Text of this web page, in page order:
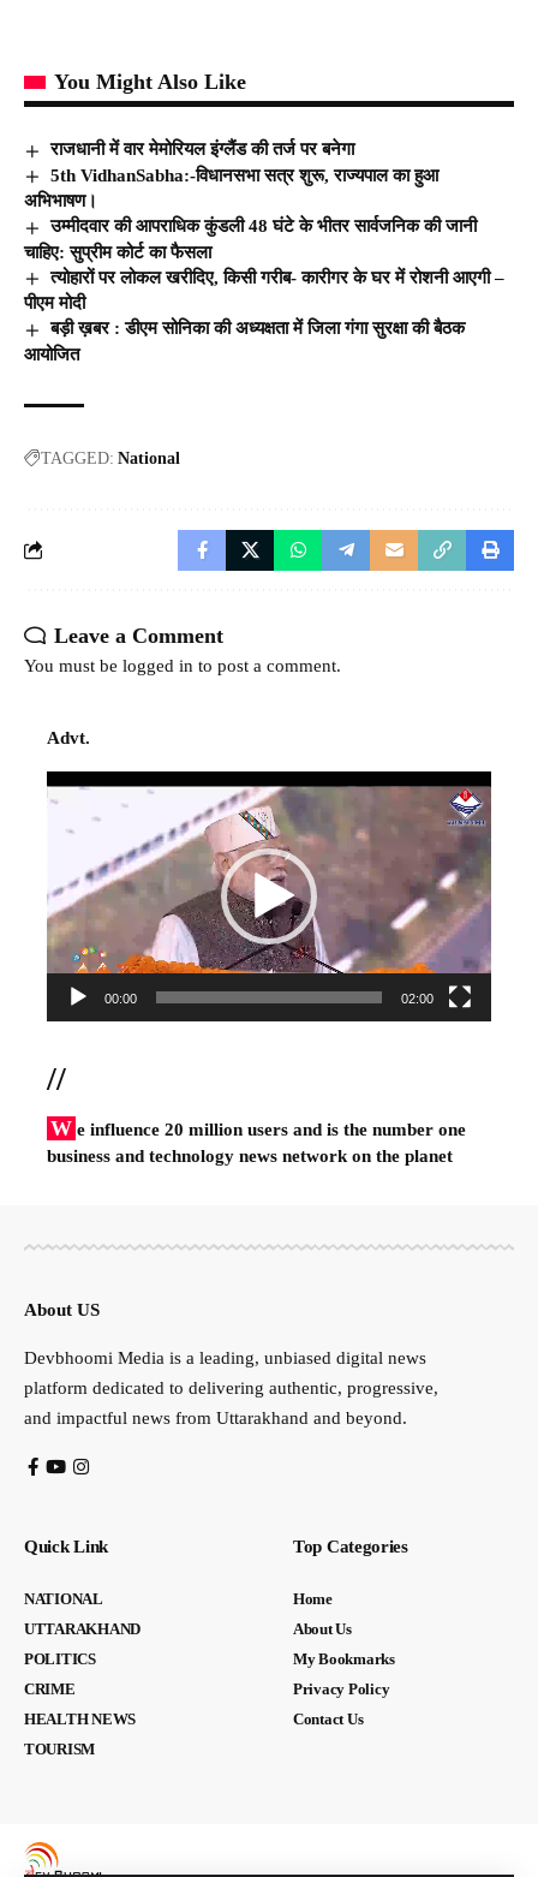
You Might Also Like
राजधानी में वार मेमोरियल इंग्लैंड की तर्ज पर बनेगा
5th VidhanSabha:-विधानसभा सत्र शुरू, राज्यपाल का हुआ
अभिभाषण।
उम्मीदवार की आपराधिक कुंडली 48 घंटे के भीतर सार्वजनिक की जानी
चाहिए: सुप्रीम कोर्ट का फैसला
त्योहारों पर लोकल खरीदिए, किसी गरीब- कारीगर के घर में रोशनी आएगी –
पीएम मोदी
बड़ी ख़बर : डीएम सोनिका की अध्यक्षता में जिला गंगा सुरक्षा की बैठक
आयोजित
TAGGED: National
Leave a Comment
You must be logged in to post a comment.
Advt.
Video
00:00 02:00
//
W e influence 20 million users and is the number one
business and technology news network on the planet
About US
Devbhoomi Media is a leading, unbiased digital news
platform dedicated to delivering authentic, progressive,
and impactful news from Uttarakhand and beyond.
Quick Link
NATIONAL
UTTARAKHAND
POLITICS
CRIME
HEALTH NEWS
TOURISM
Top Categories
Home
About Us
My Bookmarks
Privacy Policy
Contact Us